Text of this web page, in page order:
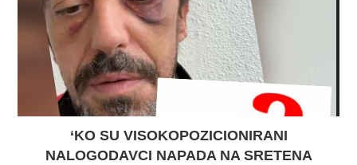
‘KO SU VISOKOPOZICIONIRANI
NALOGODAVCI NAPADA NA SRETENA